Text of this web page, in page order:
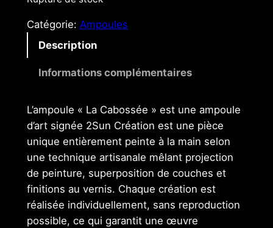
Catégorie: Ampoules
Description
Informations complémentaires
L’ampoule « La Cabossée » est une ampoule
d’art signée 2Sun Création est une pièce
unique entièrement peinte à la main selon
une technique artisanale mêlant projection
de peinture, superposition de couches et
finitions au vernis. Chaque création est
réalisée individuellement, sans reproduction
possible, ce qui garantit une œuvre